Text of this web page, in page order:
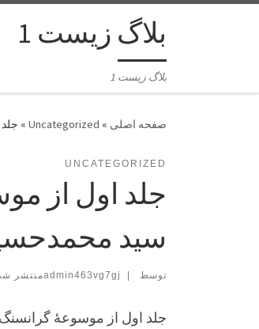
بلاگ زیست 1
بلاگ زیست 1
»
Uncategorized
»
UNCATEGORIZED
جلد اول از
سید
توسط admin463vg7gj
جلد اول از موسوعۀ